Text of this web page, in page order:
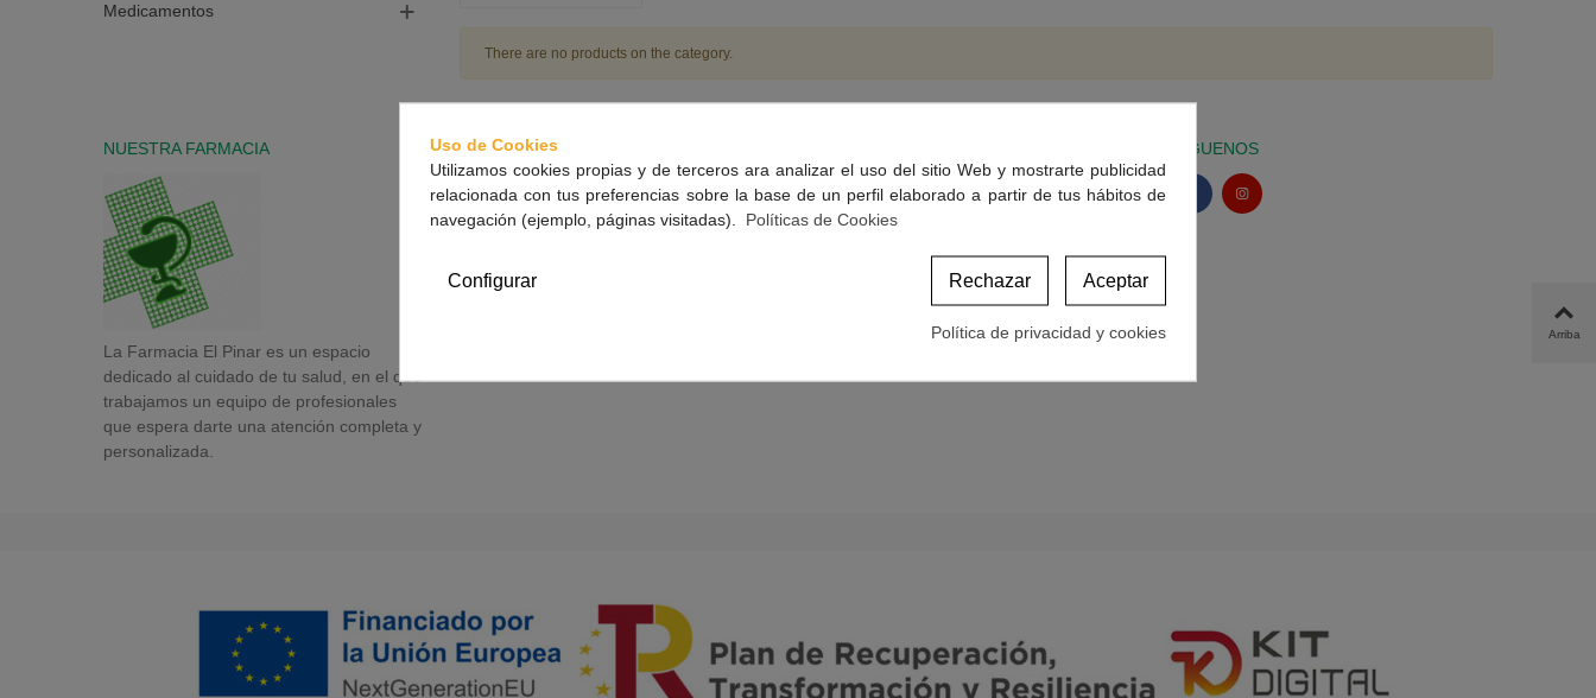
Medicamentos
There are no products on the category.
NUESTRA FARMACIA
La Farmacia El Pinar es un espacio
dedicado al cuidado de tu salud, en el que
trabajamos un equipo de profesionales
que espera darte una atención completa y
personalizada.
CONTACTO
Politicas de Cookies
Términos y condiciones de compra
SÍGUENOS
Arriba
Uso de Cookies
Utilizamos cookies propias y de terceros ara analizar el uso del sitio Web y mostrarte publicidad
relacionada con tus preferencias sobre la base de un perfil elaborado a partir de tus hábitos de
navegación (ejemplo, páginas visitadas). Políticas de Cookies
Aceptar
Rechazar
Configurar
Política de privacidad y cookies